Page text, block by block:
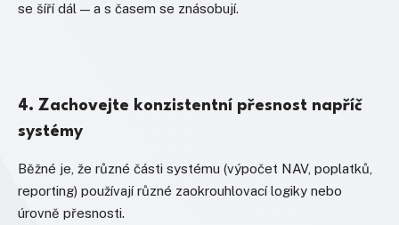
se šíří dál — a s časem se znásobují.
4. Zachovejte konzistentní přesnost napříč
systémy
Běžné je, že různé části systému (výpočet NAV, poplatků,
reporting) používají různé zaokrouhlovací logiky nebo
úrovně přesnosti.